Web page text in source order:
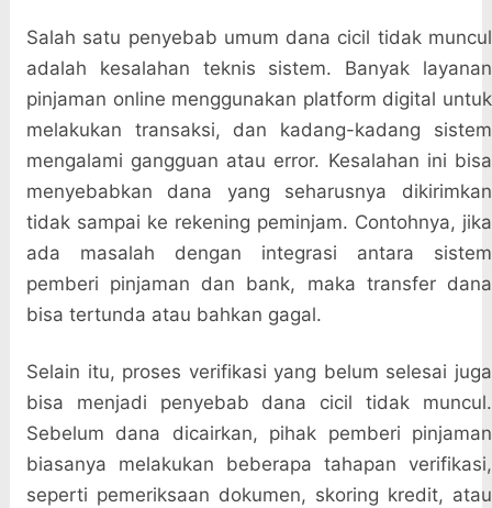
Salah satu penyebab umum dana cicil tidak muncul
adalah kesalahan teknis sistem. Banyak layanan
pinjaman online menggunakan platform digital untuk
melakukan transaksi, dan kadang-kadang sistem
mengalami gangguan atau error. Kesalahan ini bisa
menyebabkan dana yang seharusnya dikirimkan
tidak sampai ke rekening peminjam. Contohnya, jika
ada masalah dengan integrasi antara sistem
pemberi pinjaman dan bank, maka transfer dana
bisa tertunda atau bahkan gagal.
Selain itu, proses verifikasi yang belum selesai juga
bisa menjadi penyebab dana cicil tidak muncul.
Sebelum dana dicairkan, pihak pemberi pinjaman
biasanya melakukan beberapa tahapan verifikasi,
seperti pemeriksaan dokumen, skoring kredit, atau